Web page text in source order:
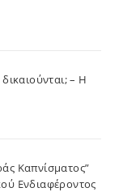
– Η
Καπνίσματος”
Ενδιαφέροντος